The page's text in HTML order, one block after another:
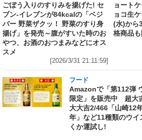
ごぼう入りのすりみを揚げた! セ
ブン‐イレブンが84kcalの「ベジ
バー 野菜ザクッ！ 野菜のすり身
揚げ」を発売～腹がすいた時のお
やつ、お酒のおつまみなどにオス
スメ
[2026/3/31 21:11:59]
ョート
ョコ生
(水)から
格商品
フード
Amazonで「第112弾
限定」を販売中 超大
大大吉2/466「山崎12
年」など11種類のウ
くか運試し!